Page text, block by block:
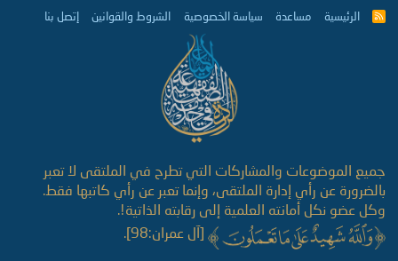
R
الرئيسية مساعدة سياسة الخصوصية الشروط والقوانين إتصل بنا
جميع الموضوعات والمشاركات التي تطرح في الملتقى لا تعبر
بالضرورة عن رأي إدارة الملتقى، وإنما تعبر عن رأي كاتبها فقط.
وكل عضو نكل أمانته العلمية إلى رقابته الذاتية!.
[آل عمران:98].